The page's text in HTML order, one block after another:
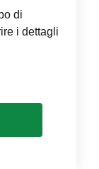
di
i dettagli